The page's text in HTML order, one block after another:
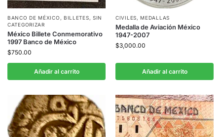
BANCO DE MÉXICO , BILLETES, SIN
CATEGORIZAR
México Billete Conmemorativo
1997 Banco de México
$750.00
Añadir al carrito
CIVILES,MEDALLAS
Medalla de Aviación México
1947-2007
$3,000.00
Añadir al carrito